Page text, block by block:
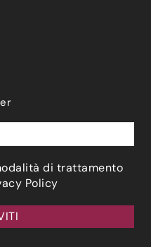
di trattamento
Policy